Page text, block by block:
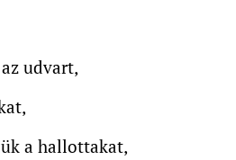
udvart,
a hallottakat,